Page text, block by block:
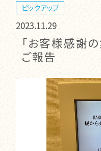
ピックアップ
2023.11.29
「お客様感謝
ご報告